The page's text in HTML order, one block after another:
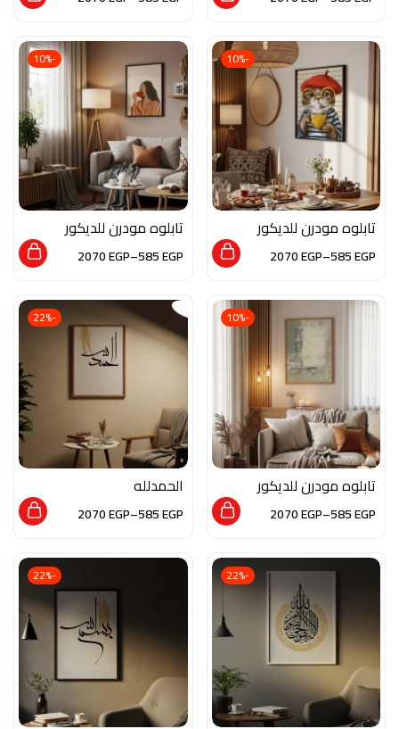
-10%
تابلوه مودرن للديكور
من الخشب الطبيعي و
الزجاج بلمسه من الفن
585EGP
–
2070EGP
-10%
تابلوه مودرن للديكور
من الخشب الطبيعي و
الزجاج بلمسه من الفن
585EGP
–
2070EGP
-10%
تابلوه مودرن للديكور
من الخشب الطبيعي و
الزجاج بلمسه من الفن
585EGP
–
2070EGP
-22%
الحمدلله
585EGP
–
2070EGP
-22%
-22%